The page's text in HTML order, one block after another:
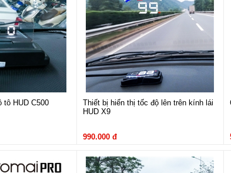
Konacó kích thước lớn nhất trong phân khúc SUV kiểu dáng
xe có bộ lưới tản nhiệt thiết kế theo hình thác nước tạo điểm
tô HUD C500
Thiết bị hiển thị tốc độ lên trên kính lái
HUD X9
990.000 đ